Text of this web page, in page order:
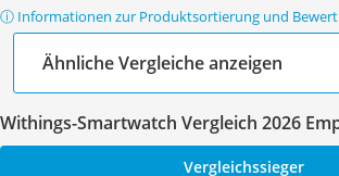
ⓘ Informationen zur Produktsortierung und
Ähnliche Vergleiche anzeigen
Withings-Smartwatch Vergleich 2026
Vergleichssieger